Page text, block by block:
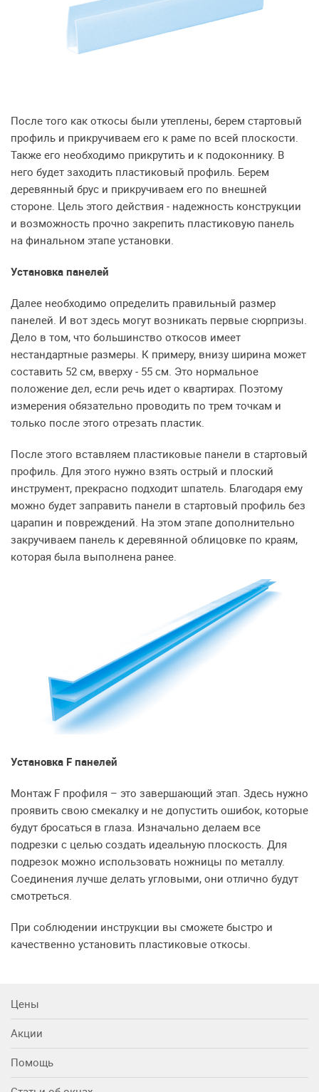
После того как откосы были утеплены, берем стартовый
профиль и прикручиваем его к раме по всей плоскости.
Также его необходимо прикрутить и к подоконнику. В
него будет заходить пластиковый профиль. Берем
деревянный брус и прикручиваем его по внешней
стороне. Цель этого действия - надежность конструкции
и возможность прочно закрепить пластиковую панель
на финальном этапе установки.
Установка панелей
Далее необходимо определить правильный размер
панелей. И вот здесь могут возникать первые сюрпризы.
Дело в том, что большинство откосов имеет
нестандартные размеры. К примеру, внизу ширина может
составить 52 см, вверху - 55 см. Это нормальное
положение дел, если речь идет о квартирах. Поэтому
измерения обязательно проводить по трем точкам и
только после этого отрезать пластик.
После этого вставляем пластиковые панели в стартовый
профиль. Для этого нужно взять острый и плоский
инструмент, прекрасно подходит шпатель. Благодаря ему
можно будет заправить панели в стартовый профиль без
царапин и повреждений. На этом этапе дополнительно
закручиваем панель к деревянной облицовке по краям,
которая была выполнена ранее.
Установка F панелей
Монтаж F профиля – это завершающий этап. Здесь нужно
проявить свою смекалку и не допустить ошибок, которые
будут бросаться в глаза. Изначально делаем все
подрезки с целью создать идеальную плоскость. Для
подрезок можно использовать ножницы по металлу.
Соединения лучше делать угловыми, они отлично будут
смотреться.
При соблюдении инструкции вы сможете быстро и
качественно установить пластиковые откосы.
Цены
Акции
Помощь